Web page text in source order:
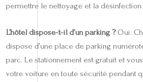
permettre le nettoyage et la désinfection
L’hôtel dispose‑t‑il d’un parking ?Oui.
dispose d’une place de parking
parc. Le stationnement est gratuit et
votre voiture en toute sécurité pendant